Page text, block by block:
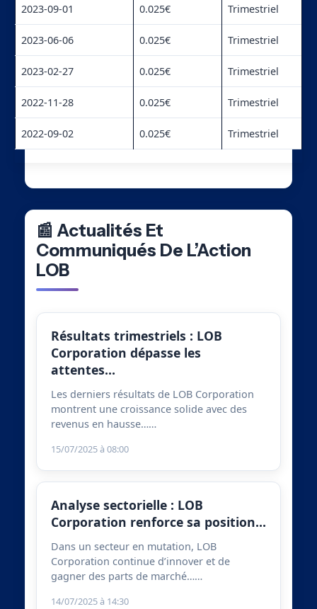
2023-09-01 0.025€ Trimestriel
2023-06-06 0.025€ Trimestriel
2023-02-27 0.025€ Trimestriel
2022-11-28 0.025€ Trimestriel
2022-09-02 0.025€ Trimestriel
📰 Actualités Et
Communiqués De L’Action
LOB
Résultats trimestriels : LOB
Corporation dépasse les
attentes…
Les derniers résultats de LOB Corporation
montrent une croissance solide avec des
revenus en hausse……
15/07/2025 à 08:00
Analyse sectorielle : LOB
Corporation renforce sa position…
Dans un secteur en mutation, LOB
Corporation continue d’innover et de
gagner des parts de marché……
14/07/2025 à 14:30